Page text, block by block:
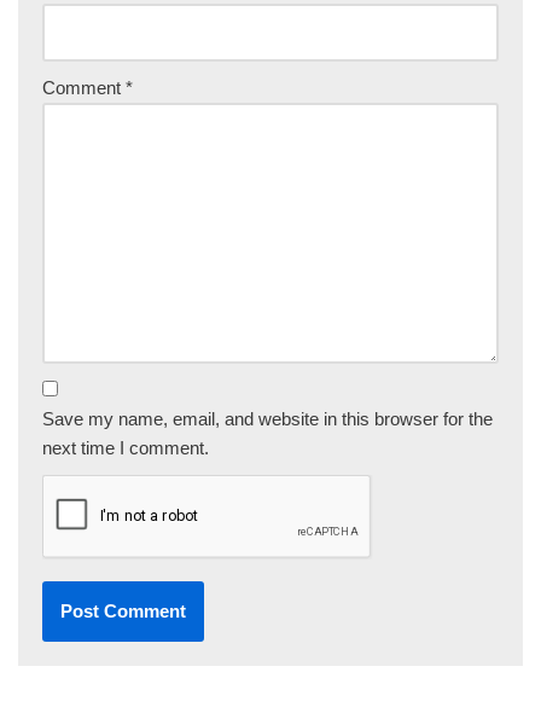
Comment *
Save my name, email, and website in this browser for the
next time I comment.